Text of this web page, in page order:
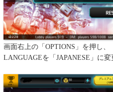
画面右上の「OPTIONS」を押し、
LANGUAGEを「JAPANESE」に変